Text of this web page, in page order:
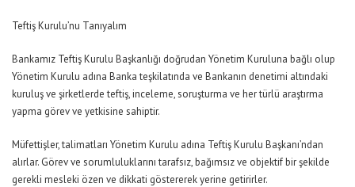
Teftiş Kurulu’nu Tanıyalım
Bankamız Teftiş Kurulu Başkanlığı doğrudan Yönetim Kuruluna bağlı olup
Yönetim Kurulu adına Banka teşkilatında ve Bankanın denetimi altındaki
kuruluş ve şirketlerde teftiş, inceleme, soruşturma ve her türlü araştırma
yapma görev ve yetkisine sahiptir.
Müfettişler, talimatları Yönetim Kurulu adına Teftiş Kurulu Başkanı’ndan
alırlar. Görev ve sorumluluklarını tarafsız, bağımsız ve objektif bir şekilde
gerekli mesleki özen ve dikkati göstererek yerine getirirler.